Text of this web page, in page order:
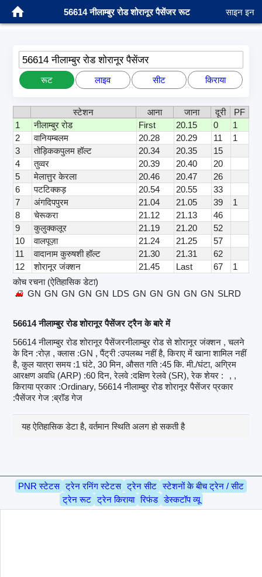
56614 नीलाम्बुर रोड शोरानूर पैसेंजर रूट साइन इन
56614 नीलाम्बुर रोड शोरानूर पैसेंजर
रूट लाइव सीट किराया
स्टेशन आना जाना दूरी
PF
1
नीलाम्बुर रोड First 20.15 0
1
2
वानियम्बलम 20.28 20.29 11
1
3
तोड़िककपुलम हॉल्ट 20.34 20.35
15
4
तुव्वर 20.39 20.40
20
5
मेलात्तुर केरला 20.46 20.47
26
6
पटटिक्कड़ 20.54 20.55
33
7
अंगदिपपुरम 21.04 21.05 39
1
8
चेरूकरा 21.12 21.13
46
9
कुलुक्कलूर 21.19 21.20
52
10
वालपूज़ा 21.24 21.25
57
11
वादानाम कुरुषशी हॉल्ट 21.30 21.31
62
12
शोरानूर जंक्शन 21.45 Last 67
1
कोच रचना (ऐतिहासिक डेटा)
GN GN GN GN GN LDS GN GN GN GN GN SLRD
56614 नीलाम्बुर रोड शोरानूर पैसेंजर ट्रैन के बारे में
56614 नीलाम्बुर रोड शोरानूर पैसेंजरनीलाम्बुर रोड से शोरानूर जंक्शन , चलने
के दिन :रोज़ , क्लास :GN , पैंट्री :उपलब्ध नहीं है, किराए में खाना शामिल नहीं
है, कुल यात्रा समय :1 घंटे, 30 मिन, औसत गति :45 कि. मी./घंटा, अग्रिम
आरक्षण अवधि (ARP) :60 दिन, रेलवे :दक्षिण रेलवे (SR), रेक शेयर :
, ,
किराया प्रकार :Ordinary, 56614 नीलाम्बुर रोड शोरानूर पैसेंजर प्रकार
:पैसेंजर गेज :ब्रॉड गेज
यह ऐतिहासिक डेटा है, वर्तमान स्थिति अलग हो सकती है
PNR स्टेटस ट्रेन रनिंग स्टेटस ट्रेन सीट स्टेशनों के बीच ट्रेन / सीट
ट्रेन रूट ट्रेन किराया रिफंड डेस्कटॉप व्यू